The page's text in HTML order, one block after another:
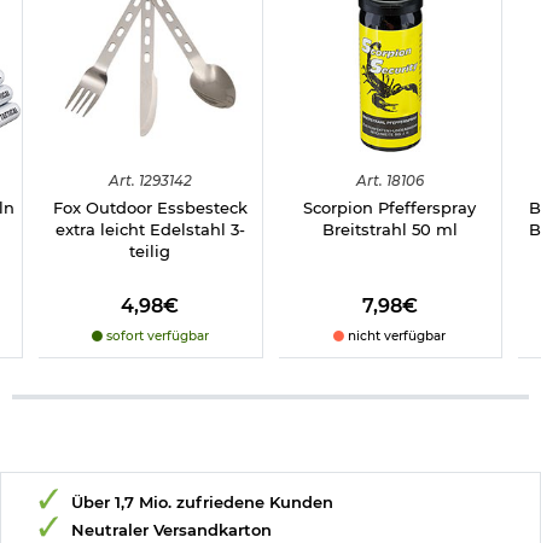
Art. 1293142
Fox Outdoor Essbesteck
extra leicht Edelstahl 3-
teilig
4,98€
sofort verfügbar
Art. 18106
Scorpion Pfefferspray
Breitstrahl 50 ml
7,98€
nicht verfügbar
Über 1,7 Mio. zufriedene Kunden
Neutraler Versandkarton